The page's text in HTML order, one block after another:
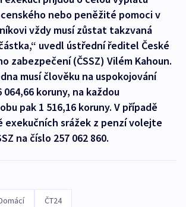
nebo peněžité pomoci v
vždy musí zůstat takzvaná
uvedl ústřední ředitel České
zabezpečení (ČSSZ) Vilém Kahoun.
musí člověku na uspokojování
koruny, na každou
pak 1 516,16 koruny. V případě
exekučních srážek z penzí volejte
na číslo 257 062 860.
ČT24